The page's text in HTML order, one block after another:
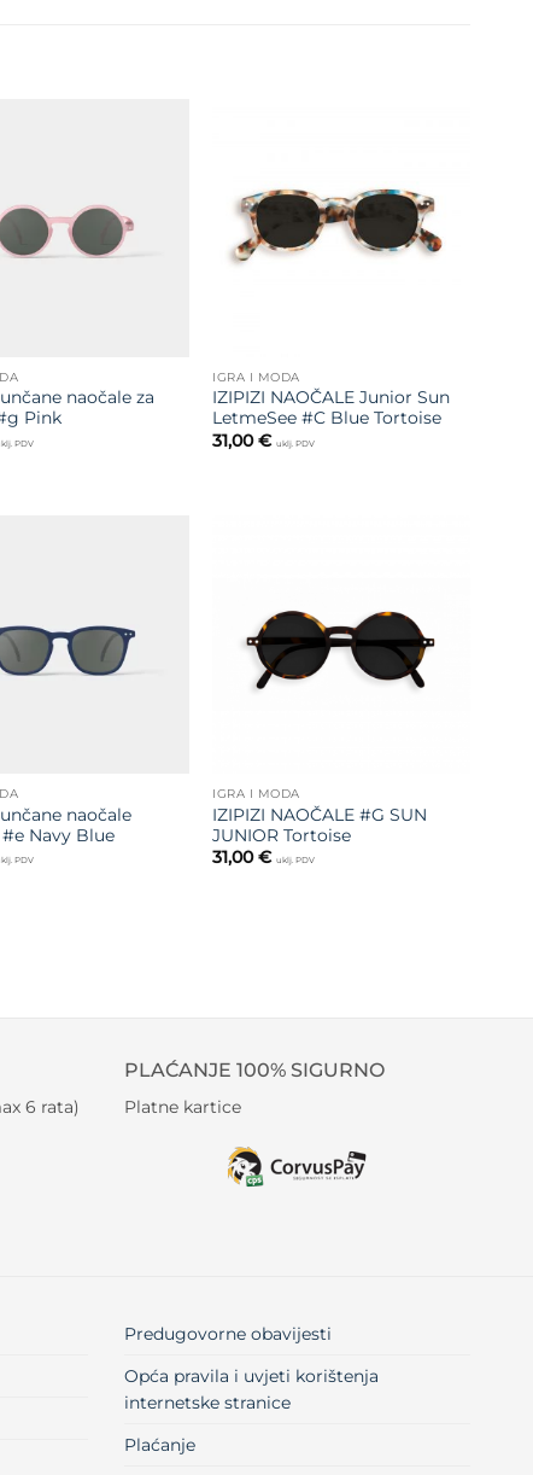
naočale za
Pink
PDV
želja
IGRA I MODA
IZIPIZI NAOČALE Junior Sun
LetmeSee #C Blue Tortoise
31,00€ uklj. PDV
naočale
Navy Blue
PDV
IGRA I MODA
IZIPIZI NAOČALE #G SUN
JUNIOR Tortoise
31,00€ uklj. PDV
6 rata)
PLAĆANJE 100% SIGURNO
Platne kartice
Predugovorne obavijesti
Opća pravila i uvjeti korištenja
internetske stranice
Plaćanje